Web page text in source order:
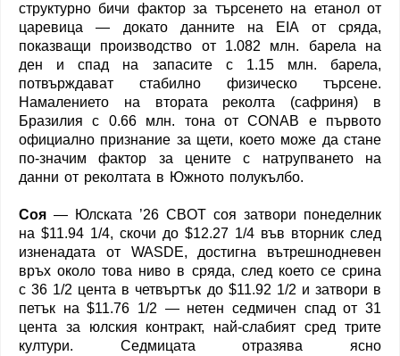
структурно бичи фактор за търсенето на етанол от
царевица — докато данните на EIA от сряда,
показващи производство от 1.082 млн. барела на
ден и спад на запасите с 1.15 млн. барела,
потвърждават стабилно физическо търсене.
Намалението на втората реколта (сафриня) в
Бразилия с 0.66 млн. тона от CONAB е първото
официално признание за щети, което може да стане
по-значим фактор за цените с натрупването на
данни от реколтата в Южното полукълбо.
Соя — Юлската ’26 CBOT соя затвори понеделник
на $11.94 1/4, скочи до $12.27 1/4 във вторник след
изненадата от WASDE, достигна вътрешнодневен
връх около това ниво в сряда, след което се срина
с 36 1/2 цента в четвъртък до $11.92 1/2 и затвори в
петък на $11.76 1/2 — нетен седмичен спад от 31
цента за юлския контракт, най-слабият сред трите
култури. Седмицата отразява ясно